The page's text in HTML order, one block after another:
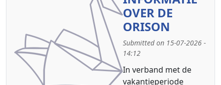
OVER DE
ORISON
Submitted on 15-07-2026 -
14:12
In verband met de
vakantieperiode